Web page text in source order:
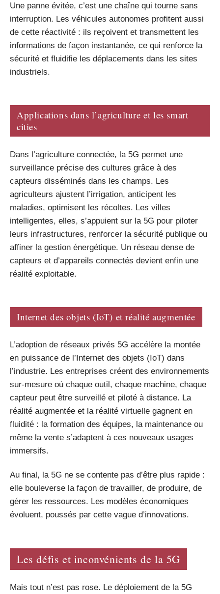
Une panne évitée, c’est une chaîne qui tourne sans
interruption. Les véhicules autonomes profitent aussi
de cette réactivité : ils reçoivent et transmettent les
informations de façon instantanée, ce qui renforce la
sécurité et fluidifie les déplacements dans les sites
industriels.
Applications dans l’agriculture et les smart
cities
Dans l’agriculture connectée, la 5G permet une
surveillance précise des cultures grâce à des
capteurs disséminés dans les champs. Les
agriculteurs ajustent l’irrigation, anticipent les
maladies, optimisent les récoltes. Les villes
intelligentes, elles, s’appuient sur la 5G pour piloter
leurs infrastructures, renforcer la sécurité publique ou
affiner la gestion énergétique. Un réseau dense de
capteurs et d’appareils connectés devient enfin une
réalité exploitable.
Internet des objets (IoT) et réalité augmentée
L’adoption de réseaux privés 5G accélère la montée
en puissance de l’Internet des objets (IoT) dans
l’industrie. Les entreprises créent des environnements
sur-mesure où chaque outil, chaque machine, chaque
capteur peut être surveillé et piloté à distance. La
réalité augmentée et la réalité virtuelle gagnent en
fluidité : la formation des équipes, la maintenance ou
même la vente s’adaptent à ces nouveaux usages
immersifs.
Au final, la 5G ne se contente pas d’être plus rapide :
elle bouleverse la façon de travailler, de produire, de
gérer les ressources. Les modèles économiques
évoluent, poussés par cette vague d’innovations.
Les défis et inconvénients de la 5G
Mais tout n’est pas rose. Le déploiement de la 5G